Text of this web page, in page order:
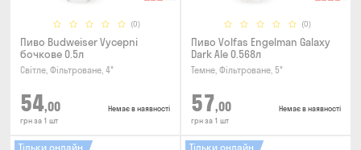
(0)
Пиво Budweiser Vycepni
бочкове 0.5л
Світле, Фільтроване, 4°
54,00
грн за 1 шт
Немає в наявності
(0)
Пиво Volfas Engelman Galaxy
Dark Ale 0.568л
Темне, Фільтроване, 5°
57,00
грн за 1 шт
Немає в наявності
Тільки онлайн Тільки онлайн